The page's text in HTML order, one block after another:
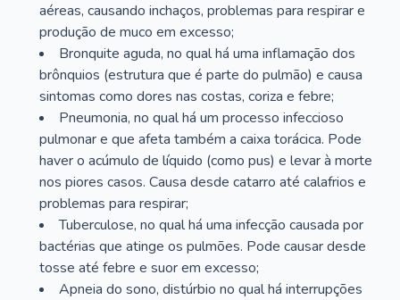
aéreas, causando inchaços, problemas para respirar e
produção de muco em excesso;
Bronquite aguda, no qual há uma inflamação dos
brônquios (estrutura que é parte do pulmão) e causa
sintomas como dores nas costas, coriza e febre;
Pneumonia, no qual há um processo infeccioso
pulmonar e que afeta também a caixa torácica. Pode
haver o acúmulo de líquido (como pus) e levar à morte
nos piores casos. Causa desde catarro até calafrios e
problemas para respirar;
Tuberculose, no qual há uma infecção causada por
bactérias que atinge os pulmões. Pode causar desde
tosse até febre e suor em excesso;
Apneia do sono, distúrbio no qual há interrupções